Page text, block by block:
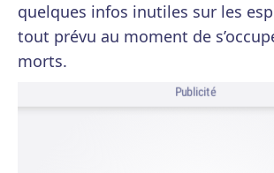
quelques infos inutiles sur les
tout prévu au moment de
morts.
Publicité